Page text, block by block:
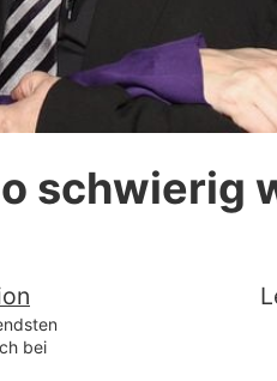
Richtlinien
Impressum
schwierig
bei